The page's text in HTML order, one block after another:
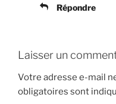
Répondre
Laisser un
Votre adresse e-mail
obligatoires sont